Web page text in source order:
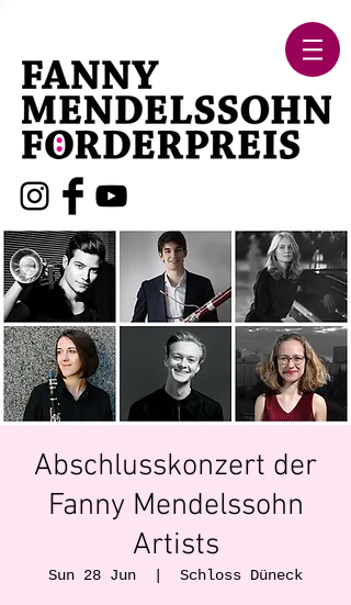
Abschlusskonzert der
Fanny Mendelssohn
Artists
Sun 28 Jun Schloss Düneck